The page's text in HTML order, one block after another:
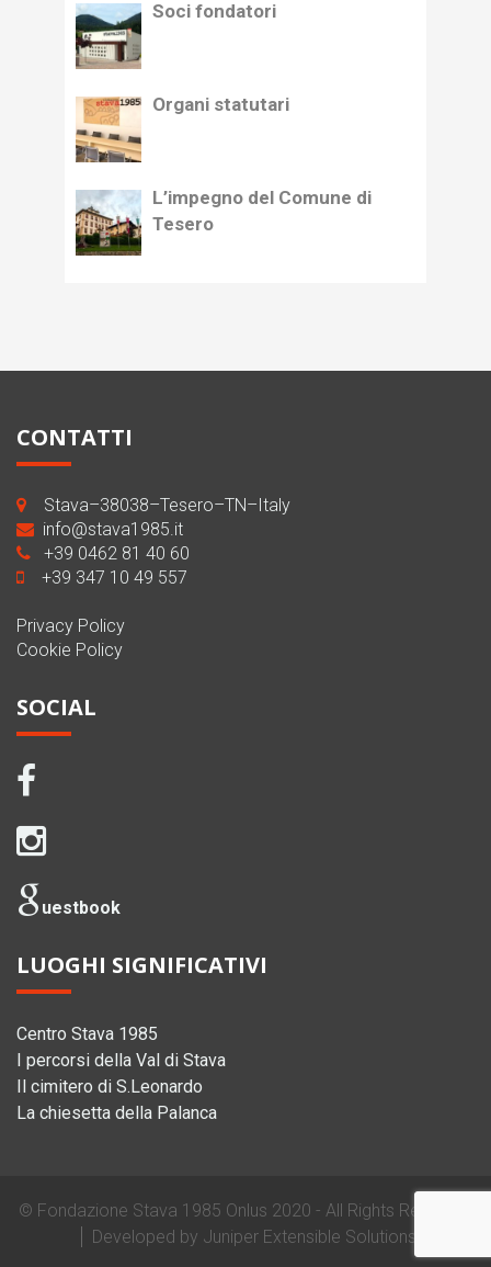
Soci fondatori
Organi statutari
L’impegno del Comune di
Tesero
CONTATTI
Stava–38038–Tesero–TN–Italy
info@stava1985.it
+39 0462 81 40 60
+39 347 10 49 557
Privacy Policy
Cookie Policy
SOCIAL
uestbook
LUOGHI SIGNIFICATIVI
Centro Stava 1985
I percorsi della Val di Stava
Il cimitero di S.Leonardo
La chiesetta della Palanca
© Fondazione Stava 1985 Onlus 2020 - All Rights Reserved
Developed by Juniper Extensible Solutions